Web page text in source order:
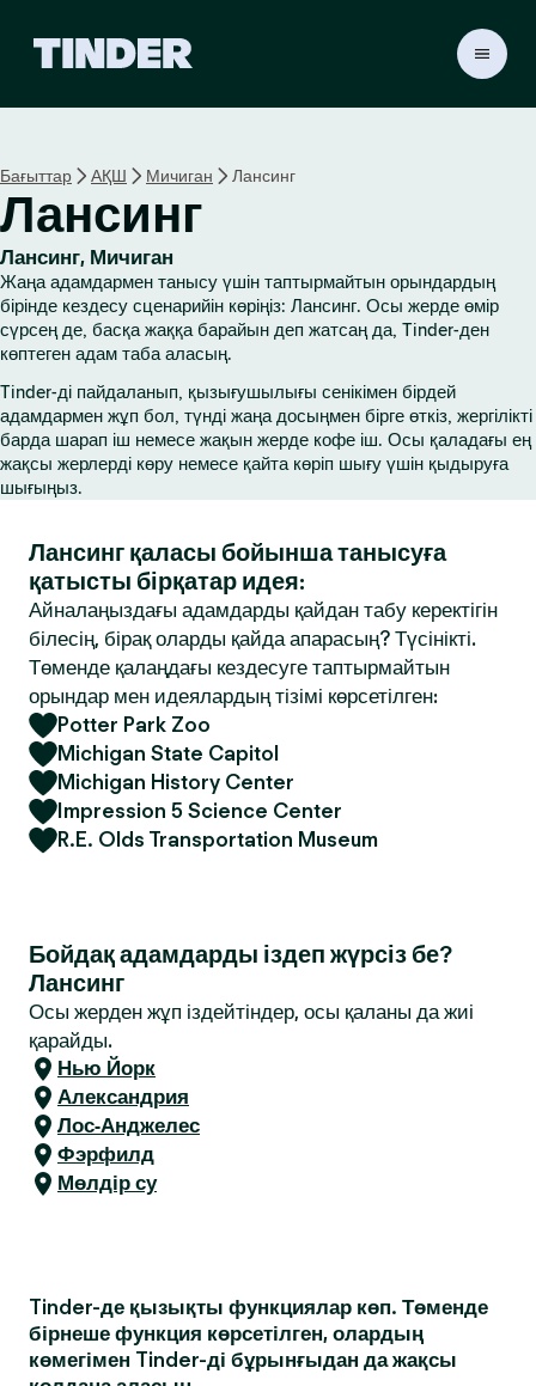
r
H
e
Бағыттар АҚШ Мичиган Лансинг
Лансинг
Лансинг, Мичиган
Жаңа адамдармен танысу үшін таптырмайтын орындардың
бірінде кездесу сценарийін көріңіз: Лансинг. Осы жерде өмір
сүрсең де, басқа жаққа барайын деп жатсаң да, Tinder-ден
көптеген адам таба аласың.
Tinder-ді пайдаланып, қызығушылығы сенікімен бірдей
адамдармен жұп бол, түнді жаңа досыңмен бірге өткіз, жергілікті
барда шарап іш немесе жақын жерде кофе іш. Осы қаладағы ең
жақсы жерлерді көру немесе қайта көріп шығу үшін қыдыруға
шығыңыз.
Лансинг қаласы бойынша танысуға
қатысты бірқатар идея:
Айналаңыздағы адамдарды қайдан табу керектігін
білесің, бірақ оларды қайда апарасың? Түсінікті.
Төменде қалаңдағы кездесуге таптырмайтын
орындар мен идеялардың тізімі көрсетілген:
Potter Park Zoo
Michigan State Capitol
Michigan History Center
Impression 5 Science Center
R.E. Olds Transportation Museum
Бойдақ адамдарды іздеп жүрсіз бе?
Лансинг
Осы жерден жұп іздейтіндер, осы қаланы да жиі
қарайды.
Нью Йорк
Александрия
Лос-Анджелес
Фэрфилд
Мөлдір су
Tinder-де қызықты функциялар көп. Төменде
бірнеше функция көрсетілген, олардың
көмегімен Tinder-ді бұрынғыдан да жақсы